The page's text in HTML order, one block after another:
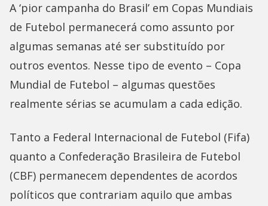
A ‘pior campanha do Brasil’ em Copas Mundiais
de Futebol permanecerá como assunto por
algumas semanas até ser substituído por
outros eventos. Nesse tipo de evento – Copa
Mundial de Futebol – algumas questões
realmente sérias se acumulam a cada edição.
Tanto a Federal Internacional de Futebol (Fifa)
quanto a Confederação Brasileira de Futebol
(CBF) permanecem dependentes de acordos
políticos que contrariam aquilo que ambas